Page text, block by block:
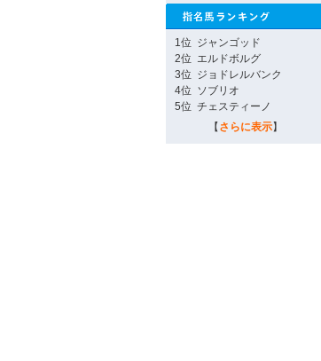
1位 ジャンゴッド
2位 エルドボルグ
3位 ジョドレルバンク
4位 ソブリオ
5位 チェスティーノ
【 さらに表示】